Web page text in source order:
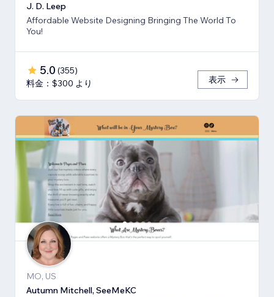
J. D. Leep
Affordable Website Designing Bringing The World To
You!
5.0 (355)
料金：$300 より
表示
MO, US
Autumn Mitchell, SeeMeKC